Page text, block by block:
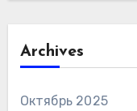
Archives
Октябрь 2025